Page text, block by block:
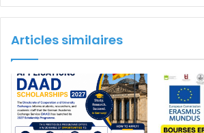
Articles similaires